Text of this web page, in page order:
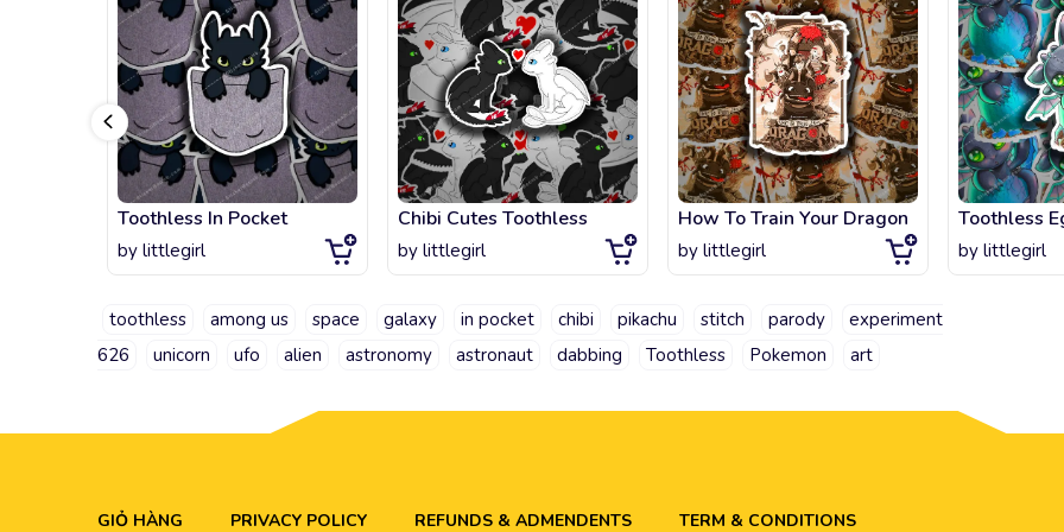
Toothless In Pocket
by littlegirl
Chibi Cutes Toothless
by littlegirl
How To Train Your Dragon
by littlegirl
Toothless
by littlegirl
toothless among us space galaxy in pocket chibi pikachu stitch parody
experiment
626
unicorn ufo alien astronomy astronaut dabbing Toothless Pokemon art
GIỎ HÀNG PRIVACY POLICY REFUNDS & ADMENDENTS TERM & CONDITIONS